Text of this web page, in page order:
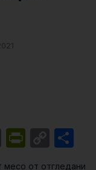
Email
месо от отгледани